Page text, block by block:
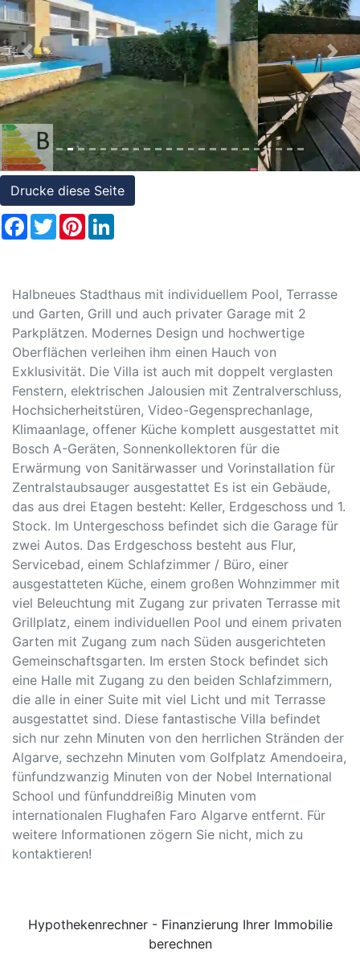
Referenzen
Immobilien
und
Steuerrecht
Previous Next
Drucke diese Seite
Facebook
TwitterPinterest
Halbneues Stadthaus mit individuellem Pool, Terrasse
und Garten, Grill und auch privater Garage mit 2
Parkplätzen. Modernes Design und hochwertige
Oberflächen verleihen ihm einen Hauch von
Exklusivität. Die Villa ist auch mit doppelt verglasten
Fenstern, elektrischen Jalousien mit Zentralverschluss,
Hochsicherheitstüren, Video-Gegensprechanlage,
Klimaanlage, offener Küche komplett ausgestattet mit
Bosch A-Geräten, Sonnenkollektoren für die
Erwärmung von Sanitärwasser und Vorinstallation für
Zentralstaubsauger ausgestattet Es ist ein Gebäude,
das aus drei Etagen besteht: Keller, Erdgeschoss und 1.
Stock. Im Untergeschoss befindet sich die Garage für
zwei Autos. Das Erdgeschoss besteht aus Flur,
Servicebad, einem Schlafzimmer / Büro, einer
ausgestatteten Küche, einem großen Wohnzimmer mit
viel Beleuchtung mit Zugang zur privaten Terrasse mit
Grillplatz, einem individuellen Pool und einem privaten
Garten mit Zugang zum nach Süden ausgerichteten
Gemeinschaftsgarten. Im ersten Stock befindet sich
eine Halle mit Zugang zu den beiden Schlafzimmern,
die alle in einer Suite mit viel Licht und mit Terrasse
ausgestattet sind. Diese fantastische Villa befindet
sich nur zehn Minuten von den herrlichen Stränden der
Algarve, sechzehn Minuten vom Golfplatz Amendoeira,
fünfundzwanzig Minuten von der Nobel International
School und fünfunddreißig Minuten vom
internationalen Flughafen Faro Algarve entfernt. Für
weitere Informationen zögern Sie nicht, mich zu
kontaktieren!
Hypothekenrechner - Finanzierung Ihrer Immobilie
berechnen